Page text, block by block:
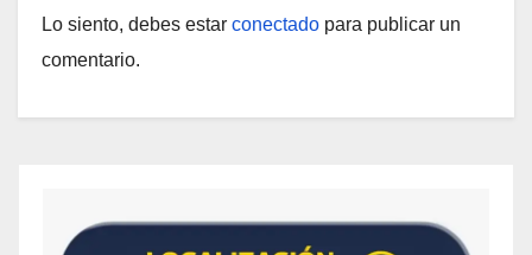
Lo siento, debes estar conectado para publicar un
comentario.